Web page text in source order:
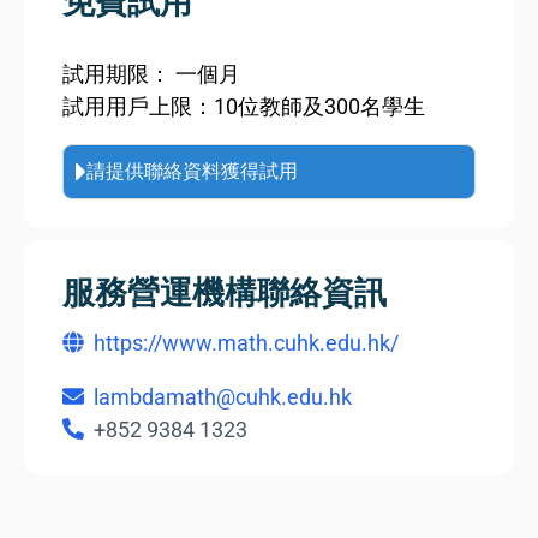
試用期限： 一個月
試用用戶上限：10位教師及300名學生
請提供聯絡資料獲得試用
服務營運機構聯絡資訊
https://www.math.cuhk.edu.hk/
lambdamath@cuhk.edu.hk
+852 9384 1323